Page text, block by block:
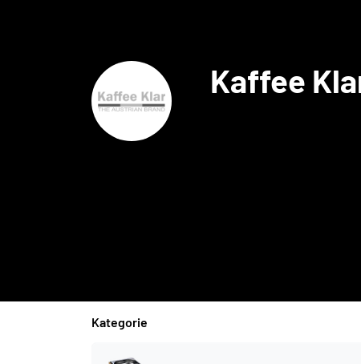
Kaffee
Kategorie